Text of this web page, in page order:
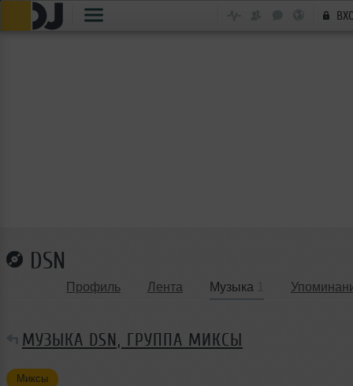
DSN
Профиль Лента Музыка
МУЗЫКА DSN, ГРУППА МИКСЫ
Миксы